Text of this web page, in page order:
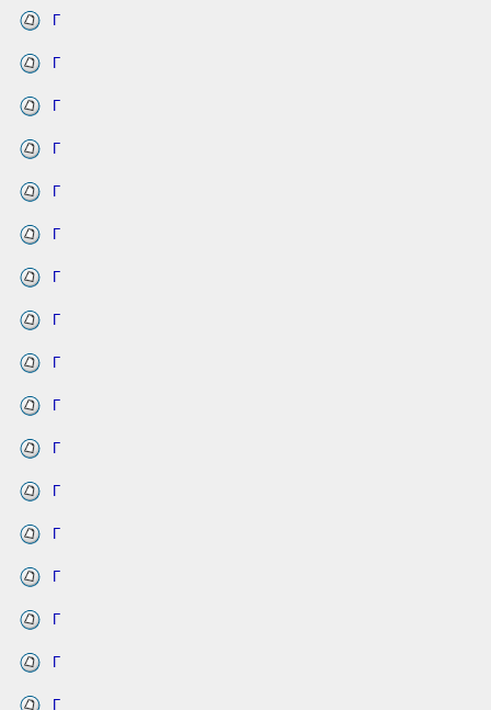
Г
Г
Г
Г
Г
Г
Г
Г
Г
Г
Г
Г
Г
Г
Г
Г
Г